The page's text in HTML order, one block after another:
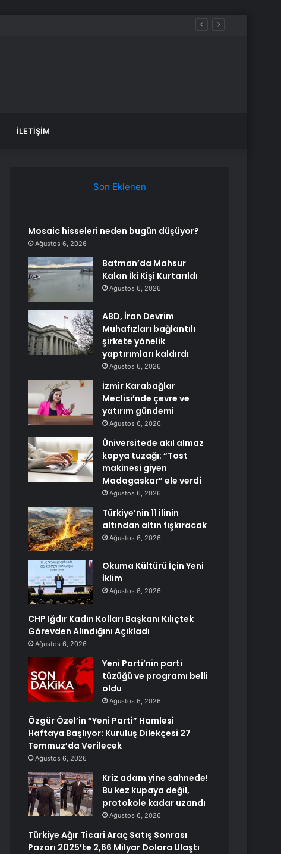
İLETIŞIM
Son Eklenen
Mosaic hisseleri neden bugün düşüyor?
Ağustos 6, 2026
Batman’da Mahsur
Kalan İki Kişi Kurtarıldı
Ağustos 6, 2026
ABD, İran Devrim
Muhafızları bağlantılı
şirkete yönelik
yaptırımları kaldırdı
Ağustos 6, 2026
İzmir Karabağlar
Meclisi’nde çevre ve
yatırım gündemi
Ağustos 6, 2026
Üniversitede akıl almaz
kopya tuzağı: “Tost
makinesi giyen
Madagaskar” ele verdi
Ağustos 6, 2026
Türkiye’nin 11 ilinin
altından altın fışkıracak
Ağustos 6, 2026
Okuma Kültürü İçin Yeni
İklim
Ağustos 6, 2026
CHP Iğdır Kadın Kolları Başkanı Kılıçtek
Görevden Alındığını Açıkladı
Ağustos 6, 2026
Yeni Parti’nin parti
tüzüğü ve programı belli
oldu
Ağustos 6, 2026
Özgür Özel’in “Yeni Parti” Hamlesi
Haftaya Başlıyor: Kuruluş Dilekçesi 27
Temmuz’da Verilecek
Ağustos 6, 2026
Kriz adam yine sahnede!
Bu kez kupaya değil,
protokole kadar uzandı
Ağustos 6, 2026
Türkiye Ağır Ticari Araç Satış Sonrası
Pazarı 2025’te 2,66 Milyar Dolara Ulaştı